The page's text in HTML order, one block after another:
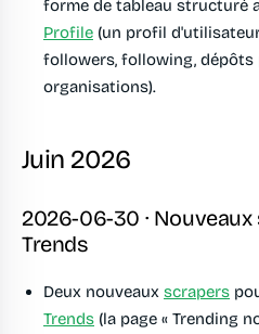
forme de tableau structuré
Profile (un profil
followers, following, dépôts
organisations).
Juin 2026
2026-06-30 ·
Trends
Deux nouveaux scrapers
Trends (la page « Trending